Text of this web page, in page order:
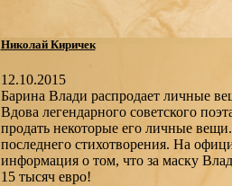
Николай Киричек
12.10.2015
Барина Влади распродает личные
Вдова легендарного советского
продать некоторые его личные
последнего стихотворения. На
информация о том, что за маску
15 тысяч евро!